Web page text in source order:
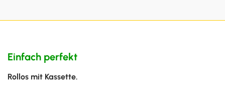
Einfach perfekt
Rollos mit Kassette.